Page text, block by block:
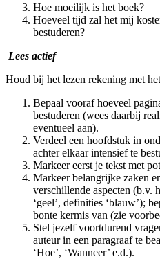
Hoe moeilijk is het boek?
Hoeveel tijd zal het mij
bestuderen?
Lees actief
Houd bij het lezen rekening met
Bepaal vooraf hoeveel
bestuderen (wees daarbij
eventueel aan).
Verdeel een hoofdstuk in
achter elkaar intensief te
Markeer eerst je tekst met
Markeer belangrijke zaken
verschillende aspecten (b.v.
‘geel’, definities ‘blauw’);
bonte kermis van (zie
Stel jezelf voortdurend
auteur in een paragraaf te
‘Hoe’, ‘Wanneer’ e.d.).